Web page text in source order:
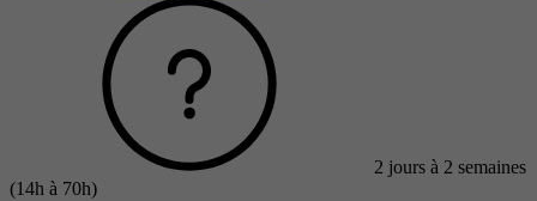
2 jours à 2 semaines
(14h à 70h)